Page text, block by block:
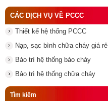
CÁC DỊCH VỤ VỀ PCCC
Thiết kế hệ thống PCCC
Nạp, sạc bình chữa cháy giá rẻ
Bảo trì hệ thống báo cháy
Bảo trì hệ thống chữa cháy
Tìm kiếm